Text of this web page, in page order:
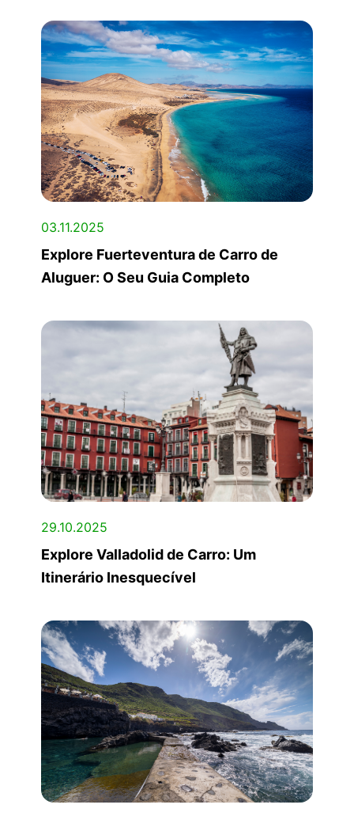
03.11.2025
Explore Fuerteventura de Carro de
Aluguer: O Seu Guia Completo
29.10.2025
Explore Valladolid de Carro: Um
Itinerário Inesquecível